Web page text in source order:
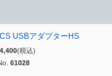
ICS USBアダプターHS
4,400(税込)
61028